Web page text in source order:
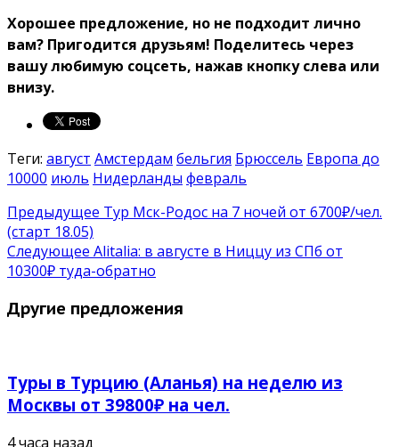
Хорошее предложение, но не подходит лично
вам? Пригодится друзьям! Поделитесь через
вашу любимую соцсеть, нажав кнопку слева или
внизу.
Теги: август Амстердам бельгия Брюссель Европа до
10000 июль Нидерланды февраль
Предыдущее Тур Мск-Родос на 7 ночей от 6700₽/чел.
(старт 18.05)
Следующее Alitalia: в августе в Ниццу из СПб от
10300₽ туда-обратно
Другие предложения
Туры в Турцию (Аланья) на неделю из
Москвы от 39800₽ на чел.
4 часа назад